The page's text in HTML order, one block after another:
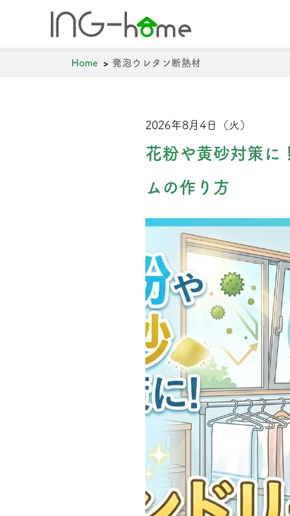
Home 発泡ウレタン断熱材
2026年8月4日（火）
花粉や黄砂対策に
ムの作り方